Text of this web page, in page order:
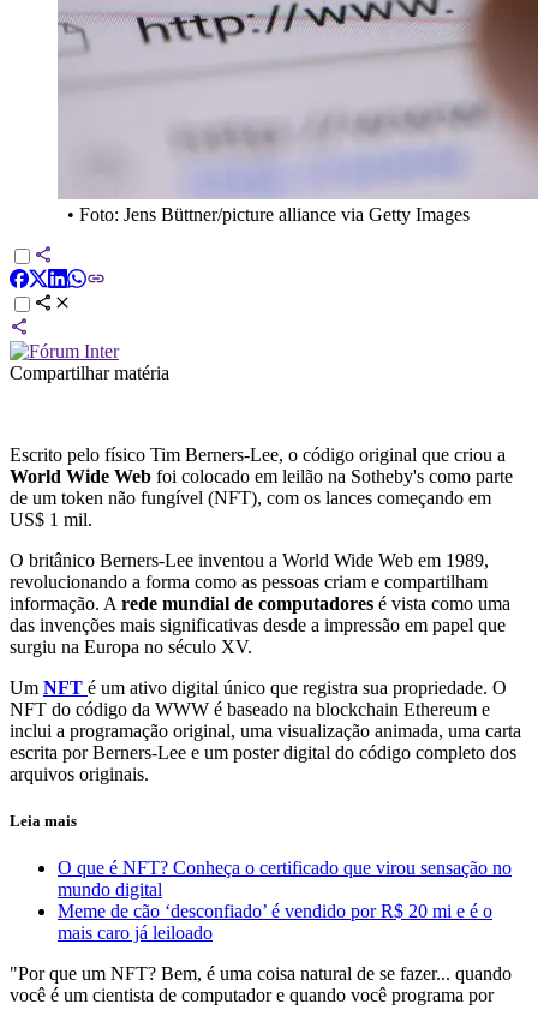
• Foto: Jens Büttner/picture alliance via Getty Images
Compartilhar matéria
Escrito pelo físico Tim Berners-Lee, o código original que criou a
World Wide Web foi colocado em leilão na Sotheby's como parte
de um token não fungível (NFT), com os lances começando em
US$ 1 mil.
O britânico Berners-Lee inventou a World Wide Web em 1989,
revolucionando a forma como as pessoas criam e compartilham
informação. A rede mundial de computadores é vista como uma
das invenções mais significativas desde a impressão em papel que
surgiu na Europa no século XV.
Um NFT é um ativo digital único que registra sua propriedade. O
NFT do código da WWW é baseado na blockchain Ethereum e
inclui a programação original, uma visualização animada, uma carta
escrita por Berners-Lee e um poster digital do código completo dos
arquivos originais.
Leia mais
O que é NFT? Conheça o certificado que virou sensação no
mundo digital
Meme de cão ‘desconfiado’ é vendido por R$ 20 mi e é o
mais caro já leiloado
"Por que um NFT? Bem, é uma coisa natural de se fazer... quando
você é um cientista de computador e quando você programa por